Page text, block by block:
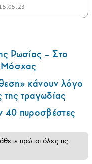
Ρωσίας – Στο
Μόσχας
κάνουν λόγο
της τραγωδίας
40 πυροσβέστες
πρώτοι όλες τις